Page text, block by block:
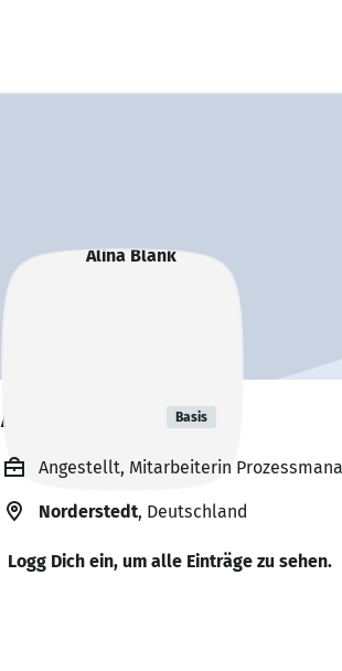
Alina Blank Basis
Angestellt, Mitarbeiterin
Norderstedt, Deutschland
Logg Dich ein, um alle Einträge zu sehen.